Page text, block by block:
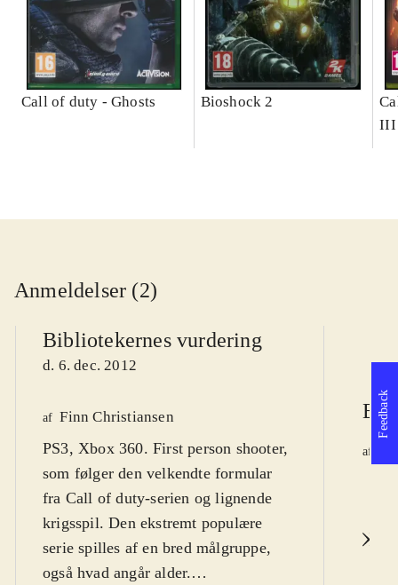
Call of duty - Ghosts Bioshock 2
III
Anmeldelser (2)
Bibliotekernes vurdering
d. 6. dec. 2012
af Finn Christiansen
PS3, Xbox 360. First person shooter,
som følger den velkendte formular
fra Call of duty-serien og lignende
krigsspil. Den ekstremt populære
serie spilles af en bred målgruppe,
også hvad angår alder.
af
Feedback